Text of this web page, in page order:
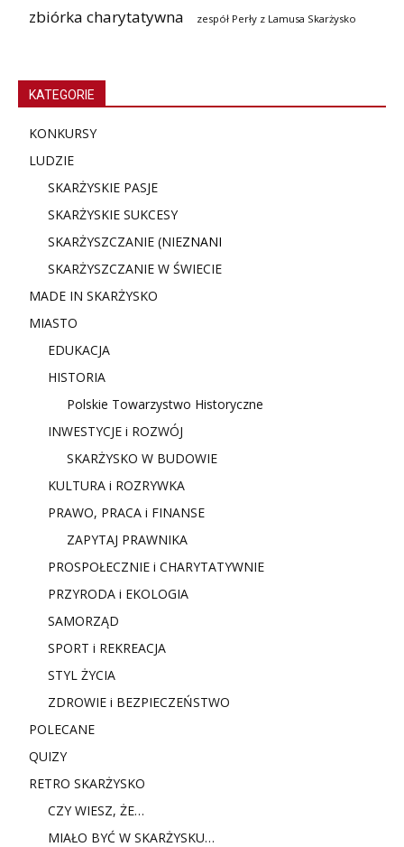
zbiórka charytatywna zespół Perły z Lamusa Skarżysko
KATEGORIE
KONKURSY
LUDZIE
SKARŻYSKIE PASJE
SKARŻYSKIE SUKCESY
SKARŻYSZCZANIE (NIEZNANI
SKARŻYSZCZANIE W ŚWIECIE
MADE IN SKARŻYSKO
MIASTO
EDUKACJA
HISTORIA
Polskie Towarzystwo Historyczne
INWESTYCJE i ROZWÓJ
SKARŻYSKO W BUDOWIE
KULTURA i ROZRYWKA
PRAWO, PRACA i FINANSE
ZAPYTAJ PRAWNIKA
PROSPOŁECZNIE i CHARYTATYWNIE
PRZYRODA i EKOLOGIA
SAMORZĄD
SPORT i REKREACJA
STYL ŻYCIA
ZDROWIE i BEZPIECZEŃSTWO
POLECANE
QUIZY
RETRO SKARŻYSKO
CZY WIESZ, ŻE…
MIAŁO BYĆ W SKARŻYSKU…